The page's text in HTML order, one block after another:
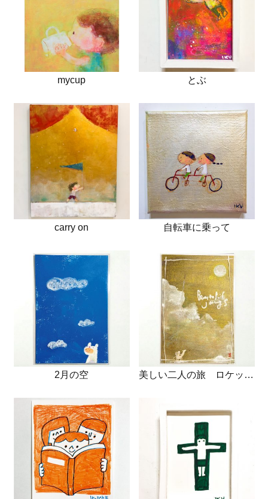
mycup とぶ
carry on 自転車に乗って
2月の空 美しい二人の旅 ロケット発射